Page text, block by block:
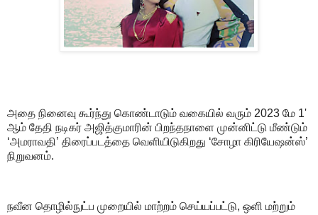
அதை நினைவு கூர்ந்து கொண்டாடும் வகையில் வரும் 2023 மே 1'
ஆம் தேதி நடிகர் அஜித்குமாரின் பிறந்தநாளை முன்னிட்டு மீண்டும்
‘அமராவதி’ திரைப்படத்தை வெளியிடுகிறது ‘சோழா கிரியேஷன்ஸ்’
நிறுவனம்.
நவீன தொழில்நுட்ப முறையில் மாற்றம் செய்யப்பட்டு, ஒளி மற்றும்